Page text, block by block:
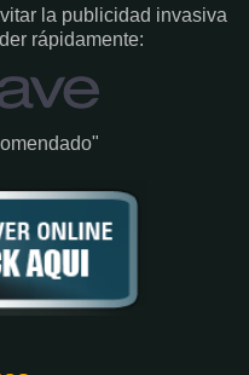
la publicidad invasiva
rápidamente:​